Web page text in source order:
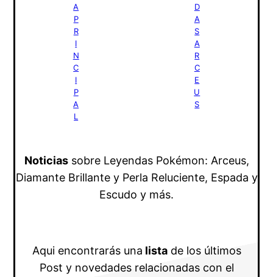
A
P
R
I
N
C
I
P
A
L
D
A
S
A
R
C
E
U
S
Noticiassobre Leyendas Pokémon: Arceus,
Diamante Brillante y Perla Reluciente, Espada y
Escudo y más.
Aqui encontrarás una listade los últimos
Post y novedades relacionadas con el